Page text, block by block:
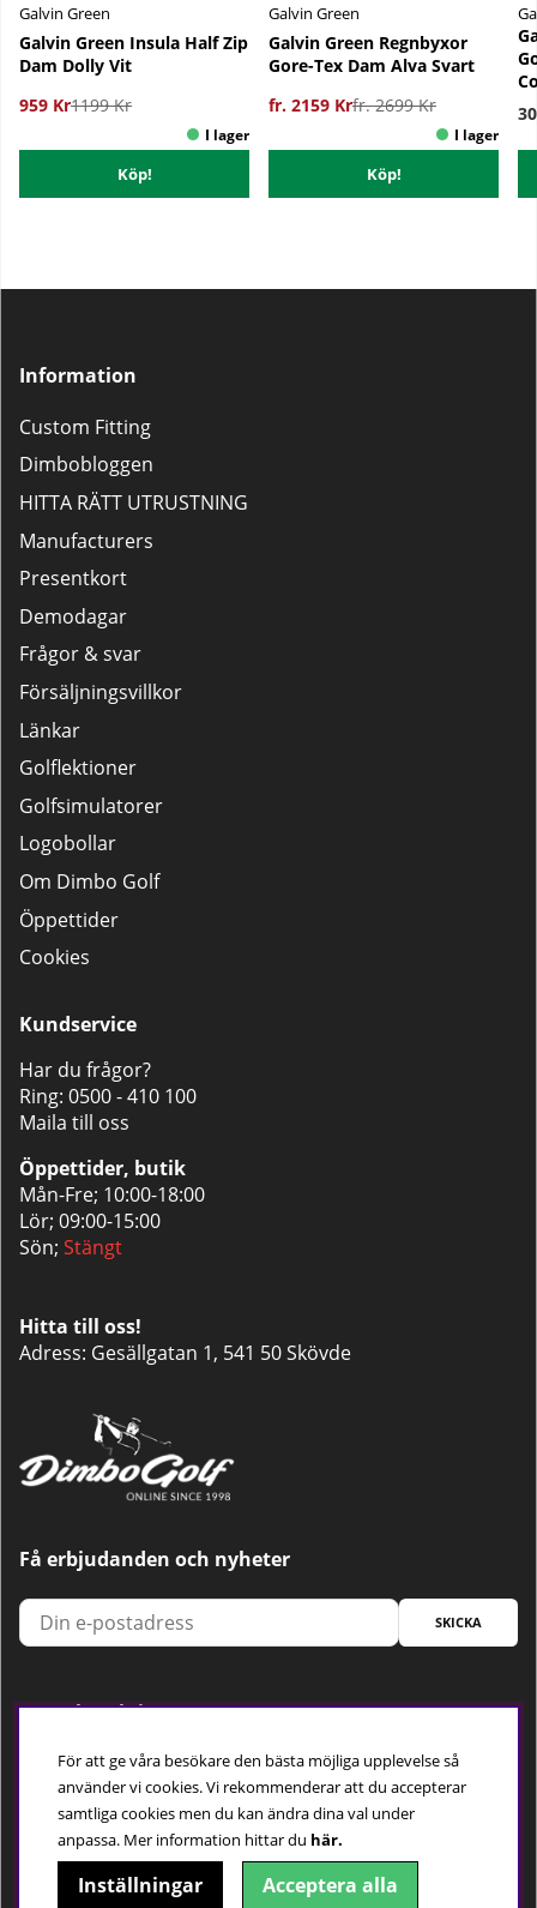
Galvin Green
Galvin Green Insula Half Zip
Dam Dolly Vit
959 Kr1199 Kr
Köp!
Galvin Green
Galvin Green Regnbyxor
Gore-Tex Dam Alva Svart
fr. 2159 Krfr. 2699 Kr
Köp!
Information
Custom Fitting
Dimbobloggen
HITTA RÄTT UTRUSTNING
Manufacturers
Presentkort
Demodagar
Frågor & svar
Försäljningsvillkor
Länkar
Golflektioner
Golfsimulatorer
Logobollar
Om Dimbo Golf
Öppettider
Cookies
Kundservice
Har du frågor?
Ring: 0500 - 410 100
Maila till oss
Öppettider, butik
Mån-Fre; 10:00-18:00
Lör; 09:00-15:00
Sön; Stängt
Hitta till oss!
Adress: Gesällgatan 1, 541 50 Skövde
Få erbjudanden och nyheter
SKICKA
Trygg betalning
Följ oss
För att ge våra besökare den bästa möjliga upplevelse så
använder vi cookies. Vi rekommenderar att du accepterar
samtliga cookies men du kan ändra dina val under
anpassa. Mer information hittar du här.
Inställningar Acceptera alla